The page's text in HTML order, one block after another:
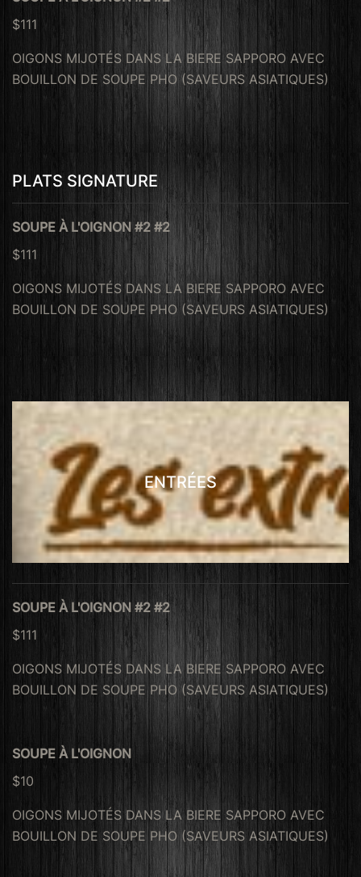
$111
OIGONS MIJOTÉS DANS LA BIERE SAPPORO AVEC
BOUILLON DE SOUPE PHO (SAVEURS ASIATIQUES)
PLATS SIGNATURE
SOUPE À L'OIGNON #2 #2
$111
OIGONS MIJOTÉS DANS LA BIERE SAPPORO AVEC
BOUILLON DE SOUPE PHO (SAVEURS ASIATIQUES)
ENTRÉES
SOUPE À L'OIGNON #2 #2
$111
OIGONS MIJOTÉS DANS LA BIERE SAPPORO AVEC
BOUILLON DE SOUPE PHO (SAVEURS ASIATIQUES)
SOUPE À L'OIGNON
$10
OIGONS MIJOTÉS DANS LA BIERE SAPPORO AVEC
BOUILLON DE SOUPE PHO (SAVEURS ASIATIQUES)